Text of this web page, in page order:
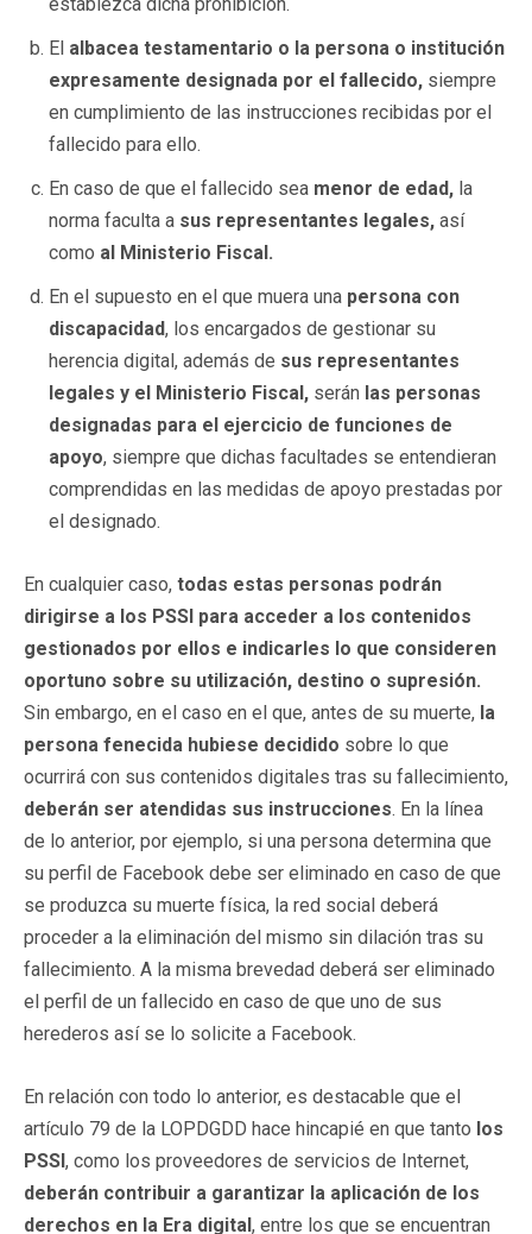
El albacea testamentario o la persona o institución
expresamente designada por el fallecido, siempre
en cumplimiento de las instrucciones recibidas por el
fallecido para ello.
En caso de que el fallecido sea menor de edad, la
norma faculta a sus representantes legales, así
como al Ministerio Fiscal.
En el supuesto en el que muera una persona con
discapacidad, los encargados de gestionar su
herencia digital, además de sus representantes
legales y el Ministerio Fiscal, serán las personas
designadas para el ejercicio de funciones de
apoyo, siempre que dichas facultades se entendieran
comprendidas en las medidas de apoyo prestadas por
el designado.
En cualquier caso, todas estas personas podrán
dirigirse a los PSSI para acceder a los contenidos
gestionados por ellos e indicarles lo que consideren
oportuno sobre su utilización, destino o supresión.
Sin embargo, en el caso en el que, antes de su muerte, la
persona fenecida hubiese decidido sobre lo que
ocurrirá con sus contenidos digitales tras su fallecimiento,
deberán ser atendidas sus instrucciones. En la línea
de lo anterior, por ejemplo, si una persona determina que
su perfil de Facebook debe ser eliminado en caso de que
se produzca su muerte física, la red social deberá
proceder a la eliminación del mismo sin dilación tras su
fallecimiento. A la misma brevedad deberá ser eliminado
el perfil de un fallecido en caso de que uno de sus
herederos así se lo solicite a Facebook.
En relación con todo lo anterior, es destacable que el
artículo 79 de la LOPDGDD hace hincapié en que tanto los
PSSI, como los proveedores de servicios de Internet,
deberán contribuir a garantizar la aplicación de los
derechos en la Era digital, entre los que se encuentran